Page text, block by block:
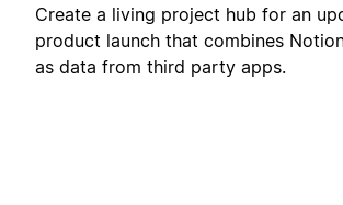
Create a living project hub for an
product launch that combines
as data from third party apps.